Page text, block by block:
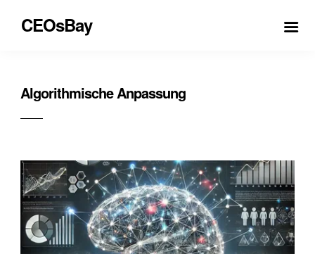
CEOsBay
Algorithmische Anpassung